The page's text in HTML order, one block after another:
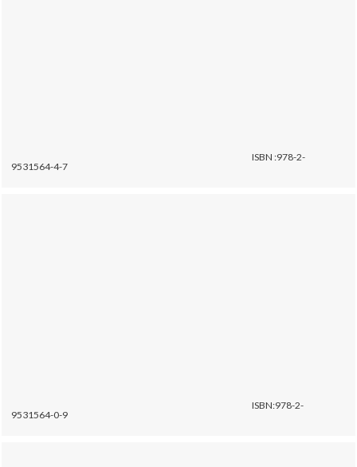
ISBN :978-2-
9531564-4-7
ISBN:978-2-
9531564-0-9